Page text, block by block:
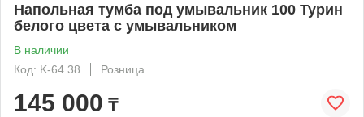
Напольная тумба под умывальник 100 Турин
белого цвета с умывальником
В наличии
Код: K-64.38
Розница
145 000 ₸